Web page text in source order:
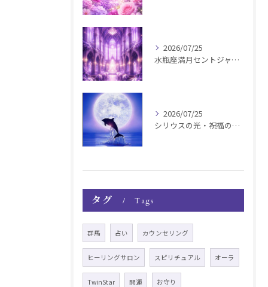
2026/07/25
水瓶座満月セントジャーメインGSVF遠隔お知らせ
2026/07/25
シリウスの光・祝福の波動チャージ遠隔お知らせ〜銀河新年〜
タグ Tags
群馬 占い カウンセリング
ヒーリングサロン スピリチュアル オーラ
TwinStar 開運 お守り